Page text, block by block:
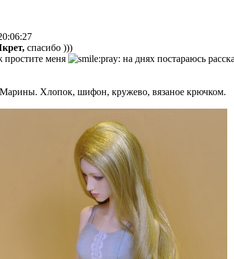
спасибо )))
простите меня
на днях постараюсь
Хлопок, шифон, кружево, вязаное крючком.